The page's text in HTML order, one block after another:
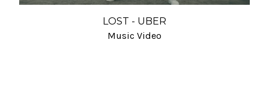
LOST - UBER
Music Video